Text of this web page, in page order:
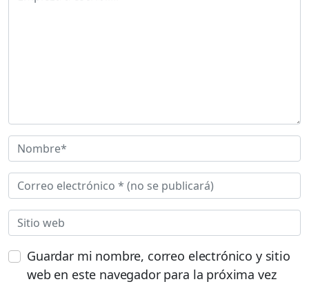
Guardar mi nombre, correo electrónico y sitio
web en este navegador para la próxima vez